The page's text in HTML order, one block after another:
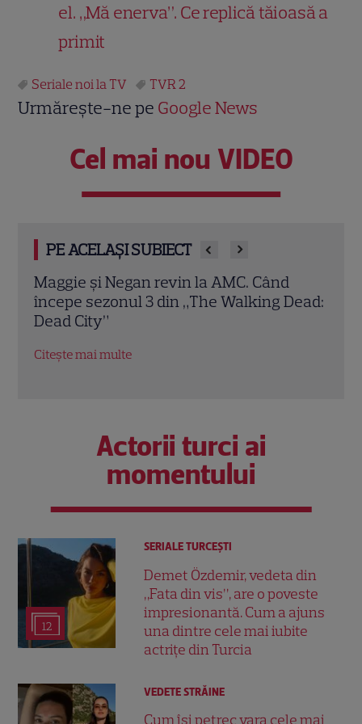
el. „Mă enerva”. Ce replică tăioasă a
primit
Seriale noi la TV TVR 2
Urmărește-ne pe Google News
Cel mai nou VIDEO
PE ACELAȘI SUBIECT
„Trafic”, episodul 3. Doru ajunge la
capătul puterilor după ce Marius îi obligă
să intre în lumea mafiei: „Nu trebuia să
Actorii turci ai
momentului
12
SERIALE TURCEŞTI
Demet Özdemir, vedeta din
„Fata din vis”, are o poveste
impresionantă. Cum a ajuns
una dintre cele mai iubite
actrițe din Turcia
VEDETE STRĂINE
Cum își petrec vara cele mai